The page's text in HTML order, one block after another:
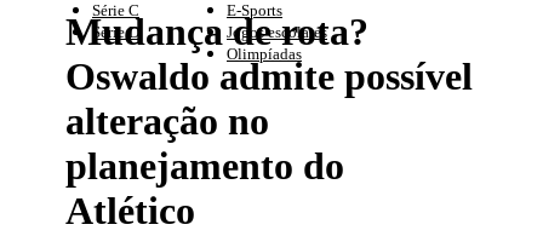
Série C
Série D
E-Sports
Jogos escolares
Olimpíadas
Mudança de rota?
Oswaldo admite possível
alteração no
planejamento do
Atlético